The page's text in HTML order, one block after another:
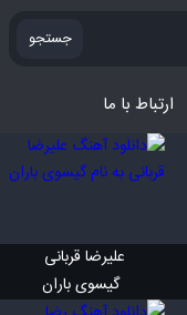
جستجو
ارتباط با ما
علیرضا قربانی
گیسوی باران